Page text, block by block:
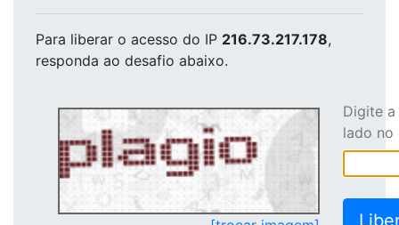
Para liberar o acesso do IP 216.73.217.178,
responda ao desafio abaixo.
Digite
lado no